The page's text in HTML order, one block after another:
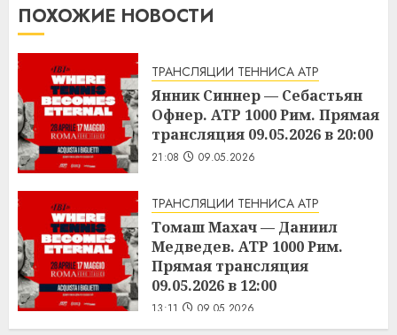
ПОХОЖИЕ НОВОСТИ
ТРАНСЛЯЦИИ ТЕННИСА ATP
Янник Синнер — Себастьян
Офнер. ATP 1000 Рим. Прямая
трансляция 09.05.2026 в 20:00
21:08 09.05.2026
ТРАНСЛЯЦИИ ТЕННИСА ATP
Томаш Махач — Даниил
Медведев. ATP 1000 Рим.
Прямая трансляция
09.05.2026 в 12:00
13:11 09.05.2026